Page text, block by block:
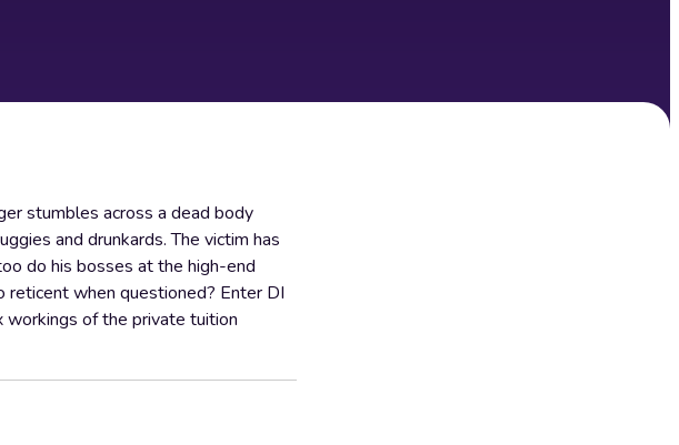
stumbles across a dead body
and drunkards. The victim has
do his bosses at the high-end
reticent when questioned? Enter DI
workings of the private tuition